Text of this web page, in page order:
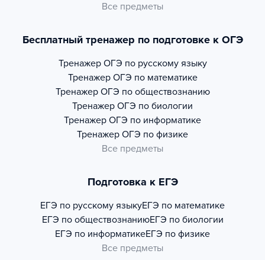
Все предметы
Бесплатный тренажер по подготовке к ОГЭ
Тренажер ОГЭ по русскому языку
Тренажер ОГЭ по математике
Тренажер ОГЭ по обществознанию
Тренажер ОГЭ по биологии
Тренажер ОГЭ по информатике
Тренажер ОГЭ по физике
Все предметы
Подготовка к ЕГЭ
ЕГЭ по русскому языкуЕГЭ по математике
ЕГЭ по обществознаниюЕГЭ по биологии
ЕГЭ по информатикеЕГЭ по физике
Все предметы